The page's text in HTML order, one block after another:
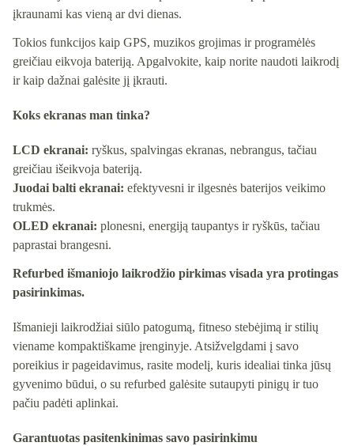
įkraunami kas vieną ar dvi dienas.
Tokios funkcijos kaip GPS, muzikos grojimas ir programėlės
greičiau eikvoja bateriją. Apgalvokite, kaip norite naudoti laikrodį
ir kaip dažnai galėsite jį įkrauti.
Koks ekranas man tinka?
LCD ekranai: ryškus, spalvingas ekranas, nebrangus, tačiau
greičiau išeikvoja bateriją.
Juodai balti ekranai: efektyvesni ir ilgesnės baterijos veikimo
trukmės.
OLED ekranai: plonesni, energiją taupantys ir ryškūs, tačiau
paprastai brangesni.
Refurbed išmaniojo laikrodžio pirkimas visada yra protingas
pasirinkimas.
Išmanieji laikrodžiai siūlo patogumą, fitneso stebėjimą ir stilių
viename kompaktiškame įrenginyje. Atsižvelgdami į savo
poreikius ir pageidavimus, rasite modelį, kuris idealiai tinka jūsų
gyvenimo būdui, o su refurbed galėsite sutaupyti pinigų ir tuo
pačiu padėti aplinkai.
Garantuotas pasitenkinimas savo pasirinkimu